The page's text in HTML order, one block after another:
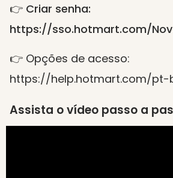
👉 Criar senha:
https://sso.hotmart.com/
👉 Opções de acesso:
https://help.hotmart.com/pt-
Assista o vídeo passo a